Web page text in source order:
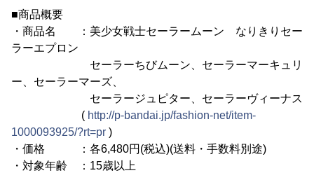
■商品概要
・商品名 ：美少女戦士セーラームーン なりきりセー
ラーエプロン
セーラーちびムーン、セーラーマーキュリ
ー、セーラーマーズ、
セーラージュピター、セーラーヴィーナス
( http://p-bandai.jp/fashion-net/item-
1000093925/?rt=pr )
・価格 ：各6,480円(税込)(送料・手数料別途)
・対象年齢 ：15歳以上